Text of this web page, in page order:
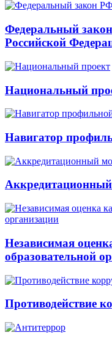
Федеральный
Российской
Национальный
Навигатор
Независимая
образовательной
Противодействие